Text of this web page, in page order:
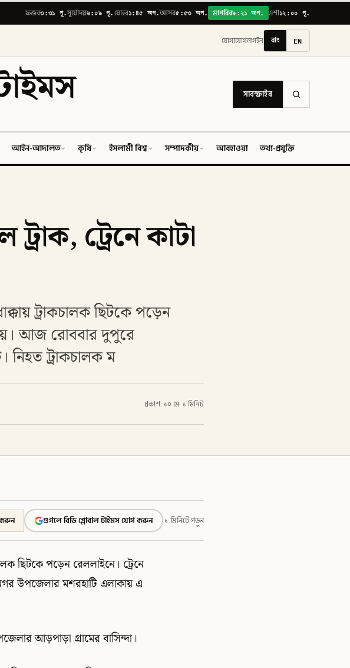
ফজর৩:৩১ পূ.সূর্যোদয়৬:০৯ পূ.যোহর১:৪৫ অপ.আসর৫:৫৩ অপ. মাগরিব৯:২১ অপ. এশা১২:০০ পূ.
যোগাযোগলগইন বাং EN
সাবস্ক্রাইব
আইন-আদালত কৃষি ইসলামী বিশ্ব সম্পাদকীয় আবহাওয়া তথ্য-প্রযুক্তি
ট্রেনে কাটা
ট্রাকচালক ছিটকে পড়েন
হয়। আজ রোববার দুপুরে
ট্রাকচালক ম
প্রকাশ: ১০ মে· ১ মিনিট
গুগলে বিডি গ্লোবাল টাইমস যোগ করুন ১ মিনিটে পড়ুন
ছিটকে পড়েন রেললাইনে। ট্রেনে
উপজেলার মশরহাটি এলাকায় এ
আড়পাড়া গ্রামের বাসিন্দা।